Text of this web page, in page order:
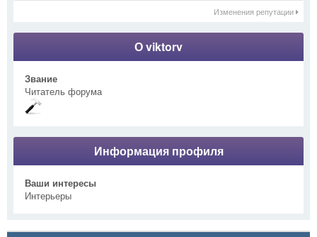
Изменения репутации
О viktorv
Звание
Читатель форума
Информация профиля
Ваши интересы
Интерьеры